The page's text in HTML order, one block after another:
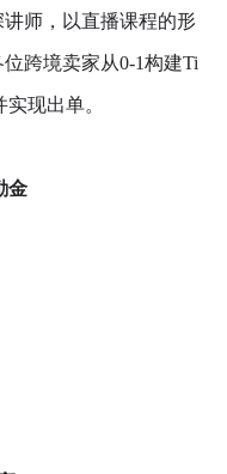
讲师，以直播课程的形
跨境卖家从0-1构建Ti
现出单。
金